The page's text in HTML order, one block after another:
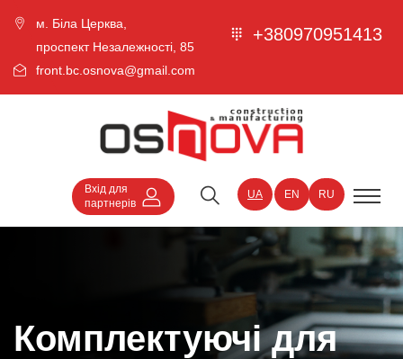
м. Біла Церква,
проспект Незалежності, 85
front.bc.osnova@gmail.com
+380970951413
Вхід для
партнерів
UA EN RU
Комплектуючі для